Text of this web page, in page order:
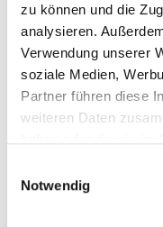
zu können und die
analysieren.
Verwendung unserer
soziale Medien,
Partner führen diese
weiteren Daten
Notwendig
der
hohe Bedeutung
auch
schallisolierte